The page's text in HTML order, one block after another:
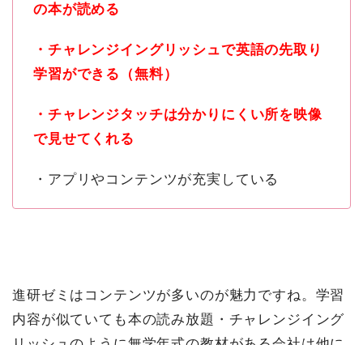
の本が読める
・チャレンジイングリッシュで英語の先取り
学習ができる（無料）
・チャレンジタッチは分かりにくい所を映像
で見せてくれる
・アプリやコンテンツが充実している
進研ゼミはコンテンツが多いのが魅力ですね。学習
内容が似ていても本の読み放題・チャレンジイング